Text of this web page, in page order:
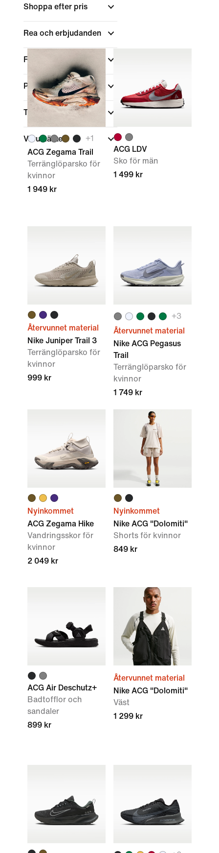
Shoppa efter pris
Rea och erbjudanden
Färg
Passform
Teknik
Varumärke +1
ACG Zegama Trail
Terränglöparsko för
kvinnor
1 949 kr
ACG LDV
Sko för män
1 499 kr
Återvunnet material
Nike Juniper Trail 3
Terränglöparsko för
kvinnor
999 kr
+3
Återvunnet material
Nike ACG Pegasus
Trail
Terränglöparsko för
kvinnor
1 749 kr
Nyinkommet
ACG Zegama Hike
Vandringsskor för
kvinnor
2 049 kr
Nyinkommet
Nike ACG "Dolomiti"
Shorts för kvinnor
849 kr
ACG Air Deschutz+
Badtofflor och
sandaler
899 kr
Återvunnet material
Nike ACG "Dolomiti"
Väst
1 299 kr